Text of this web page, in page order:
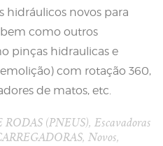
hidráulicos novos para
como outros
pinças hidraulicas e
com rotação 360,
de matos, etc.
RODAS (PNEUS), Escavadoras
, Novos,